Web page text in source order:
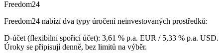
Freedom24
Freedom24 nabízí dva typy úročení neinvestovaných prostředků:
D-účet (flexibilní spořicí účet): 3,61 % p.a. EUR / 5,33 % p.a. USD.
Úroky se připisují denně, bez limitů na výběr.